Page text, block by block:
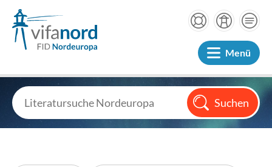
Menü